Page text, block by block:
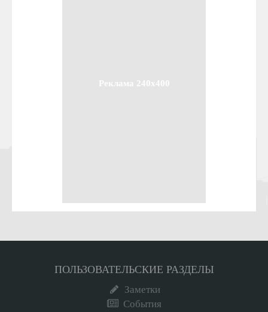
Реклама 240x400
ПОЛЬЗОВАТЕЛЬСКИЕ РАЗДЕЛЫ
Заметки
События